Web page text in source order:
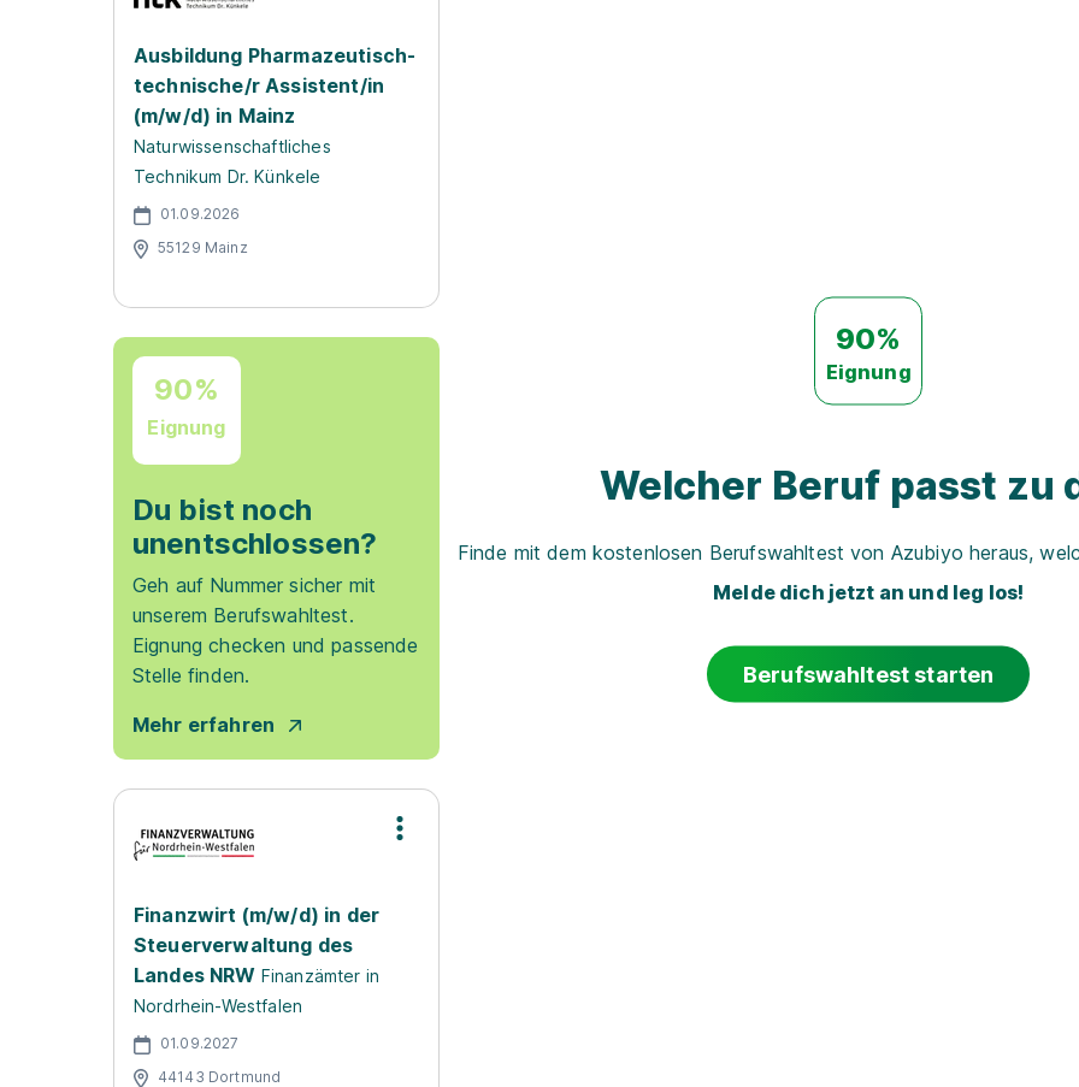
Ausbildung Pharmazeutisch-
technische/r Assistent/in
(m/w/d) in Mainz
Naturwissenschaftliches
Technikum Dr. Künkele
01.09.2026
55129 Mainz
90%
Eignung
Du bist noch
unentschlossen?
Geh auf Nummer sicher mit
unserem Berufswahltest.
Eignung checken und passende
Stelle finden.
Mehr erfahren
Finanzwirt (m/w/d) in der
Steuerverwaltung des
Landes NRW Finanzämter in
Nordrhein-Westfalen
01.09.2027
44143 Dortmund
90%
Eignung
Welcher Beruf passt zu
Finde mit dem kostenlosen Berufswahltest von Azubiyo heraus,
Melde dich jetzt an und leg los!
Berufswahltest starten